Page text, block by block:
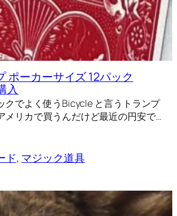
ポーカーサイズ 12パック
入
クでよく使うBicycle と言うトランプ
メリカで買うんだけど最近の円安で…
ド, マジック道具